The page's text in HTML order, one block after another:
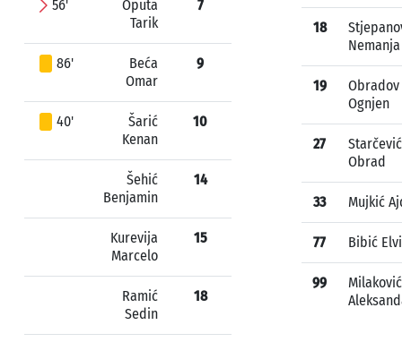
56'
Oputa
Tarik
7
86'
Beća
Omar
9
40'
Šarić
Kenan
10
Šehić
Benjamin
14
Kurevija
Marcelo
15
Ramić
Sedin
18
18
Nemanja
19
Obradov
Ognjen
27
Starčević
Obrad
33 Mujkić
77 Bibić
99
Milaković